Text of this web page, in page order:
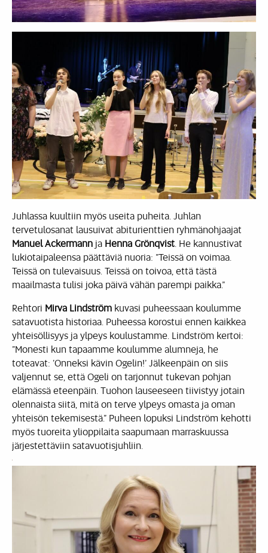
Juhlassa kuultiin myös useita puheita. Juhlan
tervetulosanat lausuivat abiturienttien ryhmänohjaajat
Manuel Ackermann ja Henna Grönqvist . He kannustivat
lukiotaipaleensa päättäviä nuoria: ”Teissä on voimaa.
Teissä on tulevaisuus. Teissä on toivoa, että tästä
maailmasta tulisi joka päivä vähän parempi paikka.”
Rehtori Mirva Lindström kuvasi puheessaan koulumme
satavuotista historiaa. Puheessa korostui ennen kaikkea
yhteisöllisyys ja ylpeys koulustamme. Lindström kertoi:
”Monesti kun tapaamme koulumme alumneja, he
toteavat: ’Onneksi kävin Ogelin!’ Jälkeenpäin on siis
valjennut se, että Ogeli on tarjonnut tukevan pohjan
elämässä eteenpäin. Tuohon lauseeseen tiivistyy jotain
olennaista siitä, mitä on terve ylpeys omasta ja oman
yhteisön tekemisestä.” Puheen lopuksi Lindström kehotti
myös tuoreita ylioppilaita saapumaan marraskuussa
järjestettäviin satavuotisjuhliin.